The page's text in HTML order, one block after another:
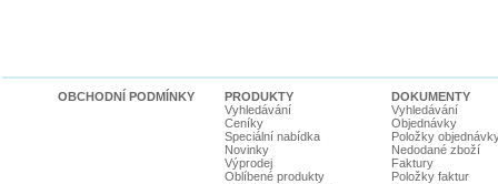
OBCHODNÍ PODMÍNKY
PRODUKTY
Vyhledávání
Ceníky
Speciální nabídka
Novinky
Výprodej
Oblíbené produkty
DOKUMENTY
Vyhledávání
Objednávky
Položky
Nedodané zboží
Faktury
Položky faktur